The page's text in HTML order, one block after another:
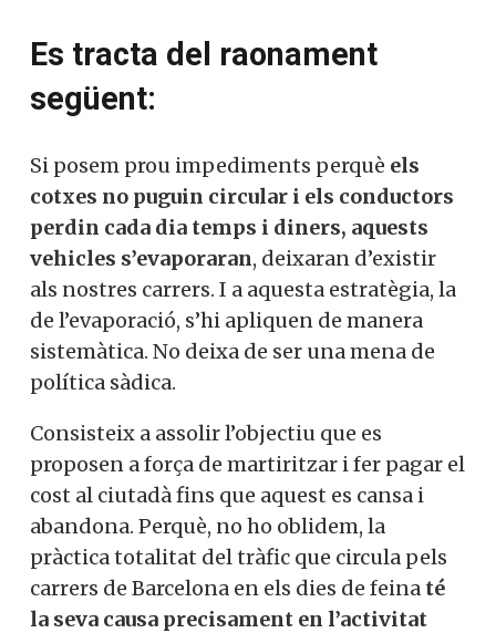
Es tracta del raonament
següent:
Si posem prou impediments perquè els
cotxes no puguin circular i els conductors
perdin cada dia temps i diners, aquests
vehicles s’evaporaran, deixaran d’existir
als nostres carrers. I a aquesta estratègia, la
de l’evaporació, s’hi apliquen de manera
sistemàtica. No deixa de ser una mena de
política sàdica.
Consisteix a assolir l’objectiu que es
proposen a força de martiritzar i fer pagar el
cost al ciutadà fins que aquest es cansa i
abandona. Perquè, no ho oblidem, la
pràctica totalitat del tràfic que circula pels
carrers de Barcelona en els dies de feina té
la seva causa precisament en l’activitat